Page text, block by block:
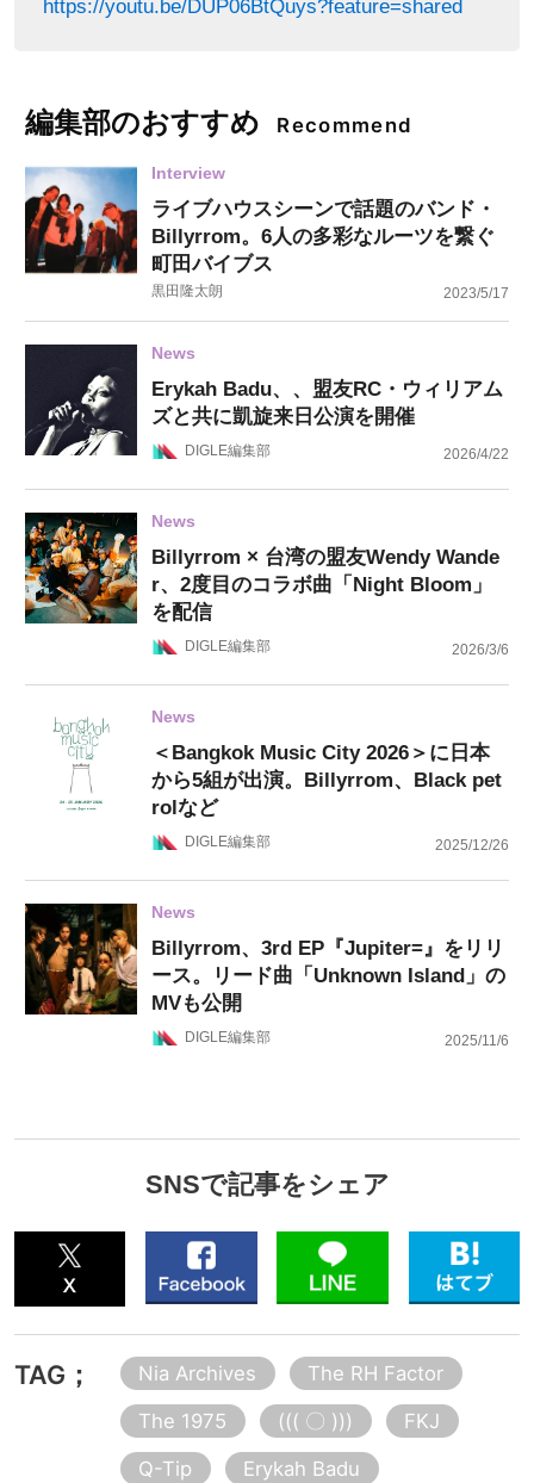
https://youtu.be/DUP06BtQuys?feature=shared
編集部のおすすめ Recommend
Interview
ライブハウスシーンで話題のバンド・
Billyrrom。6人の多彩なルーツを繋ぐ
町田バイブス
黒田隆太朗 2023/5/17
News
Erykah Badu、、盟友RC・ウィリアム
ズと共に凱旋来日公演を開催
DIGLE編集部 2026/4/22
News
Billyrrom × 台湾の盟友Wendy Wande
r、2度目のコラボ曲「Night Bloom」
を配信
DIGLE編集部 2026/3/6
News
＜Bangkok Music City 2026＞に日本
から5組が出演。Billyrrom、Black pet
rolなど
DIGLE編集部 2025/12/26
News
Billyrrom、3rd EP『Jupiter=』をリリ
ース。リード曲「Unknown Island」の
MVも公開
DIGLE編集部 2025/11/6
SNSで記事をシェア
TAG； Nia Archives
The RH Factor
The 1975
((( 〇 )))
FKJ
Q-Tip
Erykah Badu